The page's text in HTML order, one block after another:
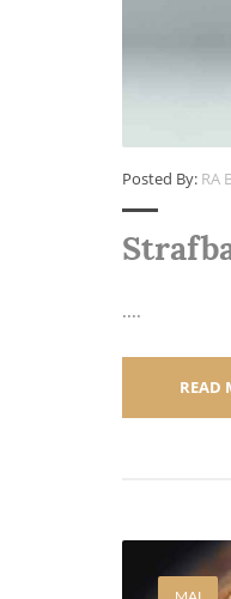
Posted By: RA
....
READ